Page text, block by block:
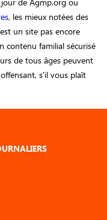
, les mieux notées des
un site pas encore
contenu familial sécurisé
de tous âges peuvent
s'il vous plaît